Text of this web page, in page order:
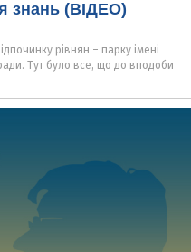
знань (ВІДЕО)
рівнян – парку імені
Тут було все, що до вподоби